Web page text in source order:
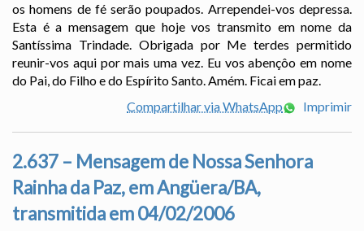
os homens de fé serão poupados. Arrependei-vos depressa.
Esta é a mensagem que hoje vos transmito em nome da
Santíssima Trindade. Obrigada por Me terdes permitido
reunir-vos aqui por mais uma vez. Eu vos abençôo em nome
do Pai, do Filho e do Espírito Santo. Amém. Ficai em paz.
Compartilhar via WhatsApp
Imprimir
2.637 – Mensagem de Nossa Senhora
Rainha da Paz, em Angüera/BA,
transmitida em 04/02/2006